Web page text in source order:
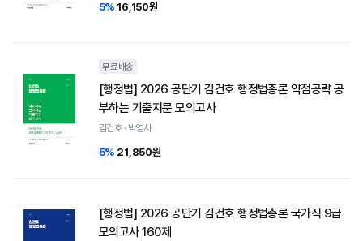
5% 16,150원
무료배송
[행정법] 2026 공단기 김건호 행정법총론 약점공략 공
부하는 기출지문 모의고사
김건호 · 박영사
5% 21,850원
[행정법] 2026 공단기 김건호 행정법총론 국가직 9급
모의고사 160제